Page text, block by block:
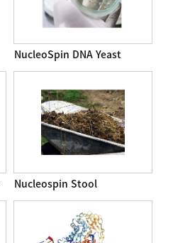
NucleoSpin DNA Yeast
Nucleospin Stool